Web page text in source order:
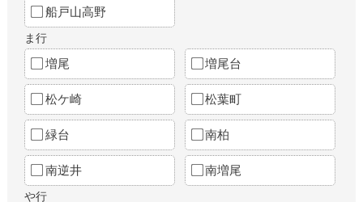
船戸山高野
ま行
増尾 増尾台
松ケ崎 松葉町
緑台 南柏
南逆井 南増尾
や行